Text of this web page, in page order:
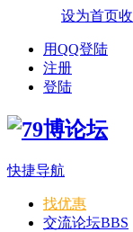
设为首页
用QQ登陆
注册
登陆
快捷导航
找优惠
交流论坛BBS